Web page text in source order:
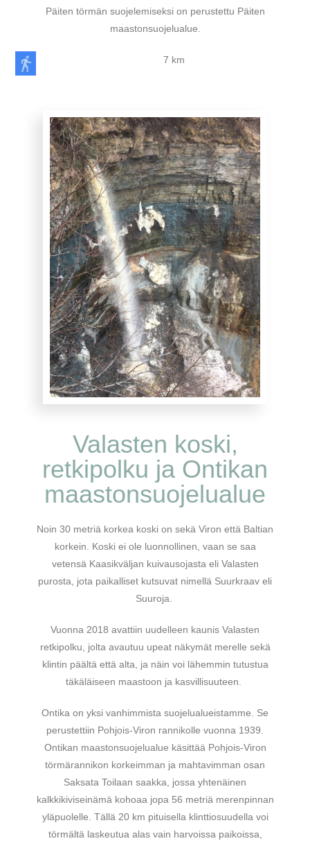
Päiten törmän suojelemiseksi on perustettu Päiten
maastonsuojelualue.
7 km
Valasten koski,
retkipolku ja Ontikan
maastonsuojelualue
Noin 30 metriä korkea koski on sekä Viron että Baltian
korkein. Koski ei ole luonnollinen, vaan se saa
vetensä Kaasikväljan kuivausojasta eli Valasten
purosta, jota paikalliset kutsuvat nimellä Suurkraav eli
Suuroja.
Vuonna 2018 avattiin uudelleen kaunis Valasten
retkipolku, jolta avautuu upeat näkymät merelle sekä
klintin päältä että alta, ja näin voi lähemmin tutustua
täkäläiseen maastoon ja kasvillisuuteen.
Ontika on yksi vanhimmista suojelualueistamme. Se
perustettiin Pohjois-Viron rannikolle vuonna 1939.
Ontikan maastonsuojelualue käsittää Pohjois-Viron
törmärannikon korkeimman ja mahtavimman osan
Saksata Toilaan saakka, jossa yhtenäinen
kalkkikiviseinämä kohoaa jopa 56 metriä merenpinnan
yläpuolelle. Tällä 20 km pituisella klinttiosuudella voi
törmältä laskeutua alas vain harvoissa paikoissa,